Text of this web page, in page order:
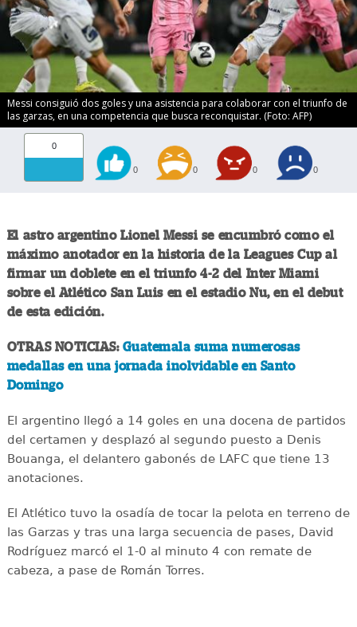
Messi consiguió dos goles y una asistencia para colaborar con el triunfo de
las garzas, en una competencia que busca reconquistar. (Foto: AFP)
0
0 0 0 0
El astro argentino Lionel Messi se encumbró como el
máximo anotador en la historia de la Leagues Cup al
firmar un doblete en el triunfo 4-2 del Inter Miami
sobre el Atlético San Luis en el estadio Nu, en el debut
de esta edición.
OTRAS NOTICIAS: Guatemala suma numerosas
medallas en una jornada inolvidable en Santo
Domingo
El argentino llegó a 14 goles en una docena de partidos
del certamen y desplazó al segundo puesto a Denis
Bouanga, el delantero gabonés de LAFC que tiene 13
anotaciones.
El Atlético tuvo la osadía de tocar la pelota en terreno de
las Garzas y tras una larga secuencia de pases, David
Rodríguez marcó el 1-0 al minuto 4 con remate de
cabeza, a pase de Román Torres.